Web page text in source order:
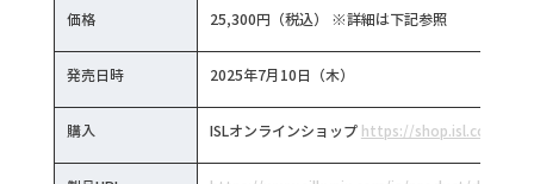
価格 25,300円（税込） ※詳細は下記参照
発売日時 2025年7月10日（木）
購入 ISLオンラインショップ https://shop.isl.co.jp/